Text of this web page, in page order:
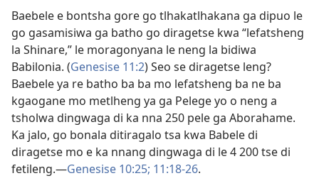
Baebele e bontsha gore go tlhakatlhakana ga dipuo le
go gasamisiwa ga batho go diragetse kwa “lefatsheng
la Shinare,” le moragonyana le neng la bidiwa
Babilonia. (Genesise 11:2) Seo se diragetse leng?
Baebele ya re batho ba ba mo lefatsheng ba ne ba
kgaogane mo metlheng ya ga Pelege yo o neng a
tsholwa dingwaga di ka nna 250 pele ga Aborahame.
Ka jalo, go bonala ditiragalo tsa kwa Babele di
diragetse mo e ka nnang dingwaga di le 4 200 tse di
fetileng.—Genesise 10:25; 11:18-26.